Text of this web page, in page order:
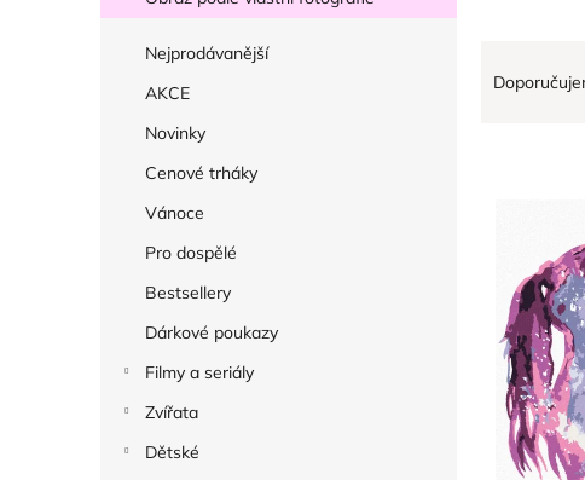
Nejprodávanější
AKCE
Novinky
Cenové trháky
Vánoce
Pro dospělé
Bestsellery
Dárkové poukazy
Filmy a seriály
Zvířata
Dětské